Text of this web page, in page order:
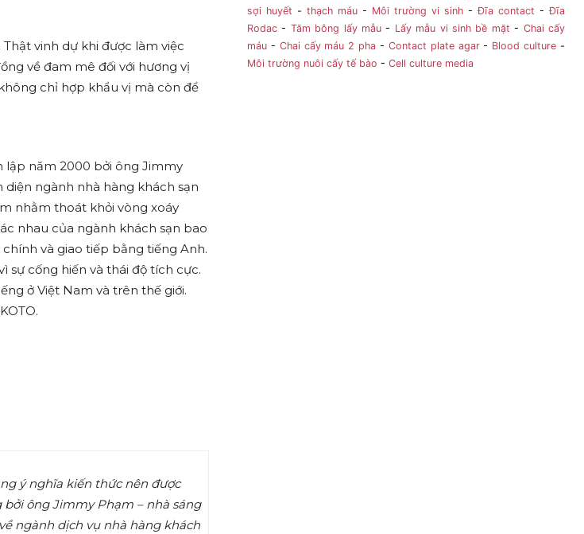
vinh dự khi được làm việc
về đam mê đối với hương vị
chỉ hợp khẩu vị mà còn để
lập năm 2000 bởi ông Jimmy
ngành nhà hàng khách sạn
nhằm thoát khỏi vòng xoáy
nhau của ngành khách sạn bao
và giao tiếp bằng tiếng Anh.
sự cống hiến và thái độ tích cực.
ở Việt Nam và trên thế giới.
ý nghĩa kiến thức nên được
bởi ông Jimmy Phạm – nhà sáng
ngành dịch vụ nhà hàng khách
sợi huyết - thạch máu - Môi trường vi sinh -Đĩa contact -Đĩa
Rodac - Tăm bông lấy mẫu - Lấy mẫu vi sinh bề mặt - Chai cấy
máu - Chai cấy máu 2 pha - Contact plate agar- Blood culture -
Môi trường nuôi cấy tế bào - Cell culture media